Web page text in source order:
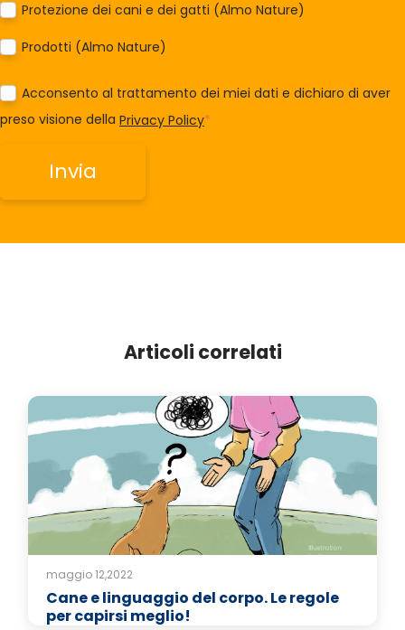
Protezione dei cani e dei gatti (Almo Nature)
Prodotti (Almo Nature)
Acconsento al trattamento dei miei dati e dichiaro di aver
preso visione della Privacy Policy*
Articoli correlati
maggio 12,2022
Cane e linguaggio del corpo. Le regole
per capirsi meglio!